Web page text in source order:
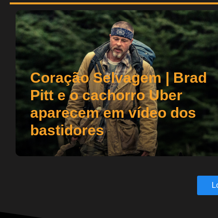
Coração Selvagem | Brad
Pitt e o cachorro Uber
aparecem em vídeo dos
bastidores